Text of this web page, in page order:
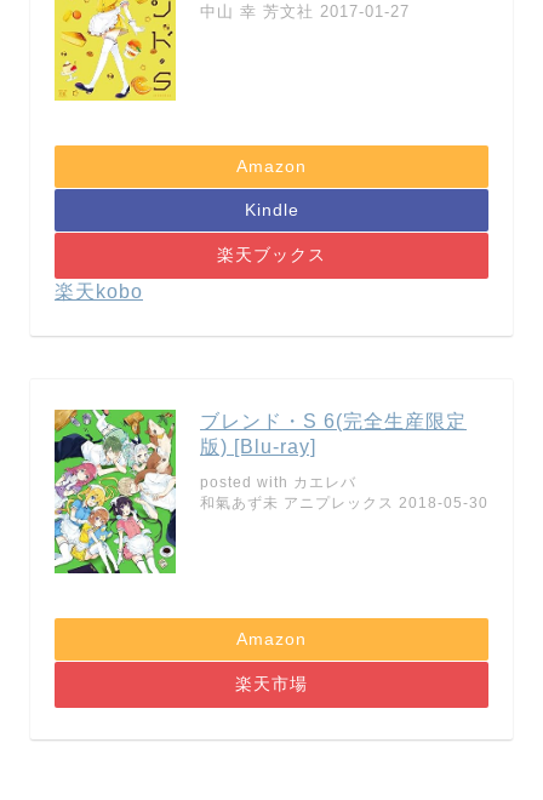
中山 幸 芳文社 2017-01-27
Amazon
Kindle
楽天ブックス
楽天kobo
ブレンド・S 6(完全生産限定
版) [Blu-ray]
posted with カエレバ
和氣あず未 アニプレックス 2018-05-30
Amazon
楽天市場